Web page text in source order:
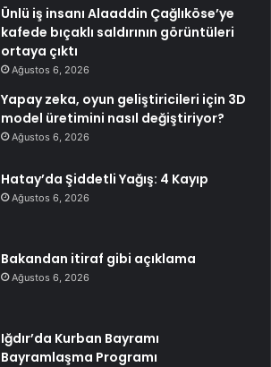
Ünlü iş insanı Alaaddin Çağlıköse’ye
kafede bıçaklı saldırının görüntüleri
ortaya çıktı
Ağustos 6, 2026
Yapay zeka, oyun geliştiricileri için 3D
model üretimini nasıl değiştiriyor?
Ağustos 6, 2026
Hatay’da Şiddetli Yağış: 4 Kayıp
Ağustos 6, 2026
Bakandan itiraf gibi açıklama
Ağustos 6, 2026
Iğdır’da Kurban Bayramı
Bayramlaşma Programı